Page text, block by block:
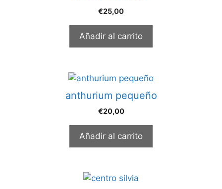
€25,00
Añadir al carrito
anthurium pequeño
€20,00
Añadir al carrito